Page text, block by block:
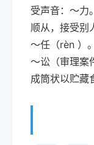
受声音：～力
顺从，接受别
～任（rèn ）
～讼（审理案
成筒状以贮藏